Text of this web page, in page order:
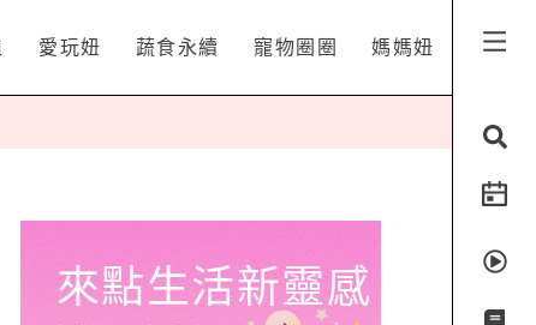
愛玩妞 蔬食永續 寵物圈圈 媽媽妞
來點生活新靈感